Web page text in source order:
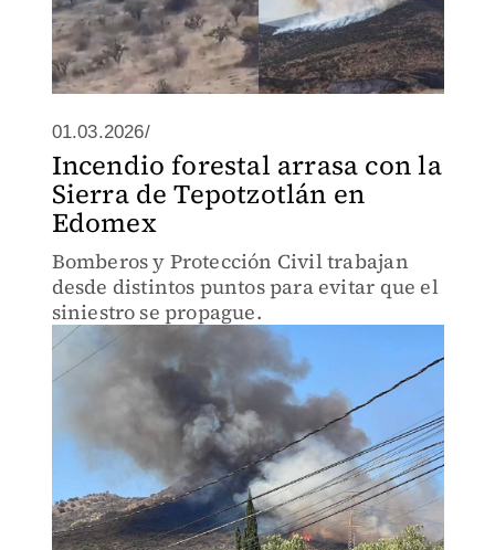
01.03.2026/
Incendio forestal arrasa con la
Sierra de Tepotzotlán en
Edomex
Bomberos y Protección Civil trabajan
desde distintos puntos para evitar que el
siniestro se propague.